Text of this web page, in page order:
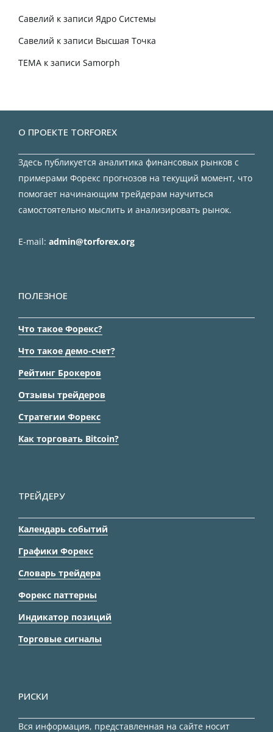
Савелий к записи Ядро Системы
Савелий к записи Высшая Точка
TEMA к записи Samorph
О ПРОЕКТЕ TORFOREX
Здесь публикуется аналитика финансовых рынков с
примерами Форекс прогнозов на текущий момент, что
помогает начинающим трейдерам научиться
самостоятельно мыслить и анализировать рынок.
E-mail: admin@torforex.org
ПОЛЕЗНОЕ
Что такое Форекс?
Что такое демо-счет?
Рейтинг Брокеров
Отзывы трейдеров
Стратегии Форекс
Как торговать Bitcoin?
ТРЕЙДЕРУ
Календарь событий
Графики Форекс
Словарь трейдера
Форекс паттерны
Индикатор позиций
Торговые сигналы
РИСКИ
Вся информация, представленная на сайте носит